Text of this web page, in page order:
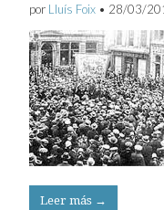
por Lluís Foix • 28/03/
Leer más →